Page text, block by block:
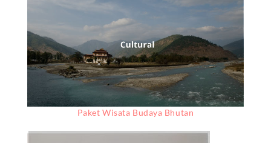
Paket Wisata Budaya Bhutan